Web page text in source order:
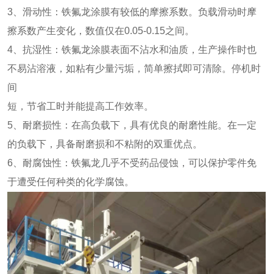
3、滑动性：铁氟龙涂膜有较低的摩擦系数。负载滑动时摩
擦系数产生变化，数值仅在0.05-0.15之间。
4、抗湿性：铁氟龙涂膜表面不沾水和油质，生产操作时也
不易沾溶液，如粘有少量污垢，简单擦拭即可清除。停机时
间
短，节省工时并能提高工作效率。
5、耐磨损性：在高负载下，具有优良的耐磨性能。在一定
的负载下，具备耐磨损和不粘附的双重优点。
6、耐腐蚀性：铁氟龙几乎不受药品侵蚀，可以保护零件免
于遭受任何种类的化学腐蚀。